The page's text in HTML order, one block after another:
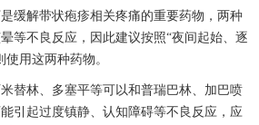
缓解带状疱疹相关疼痛的重要药物，两种
等不良反应，因此建议按照“夜间起始、逐
用这两种药物。
替林、多塞平等可以和普瑞巴林、加巴喷
引起过度镇静、认知障碍等不良反应，应